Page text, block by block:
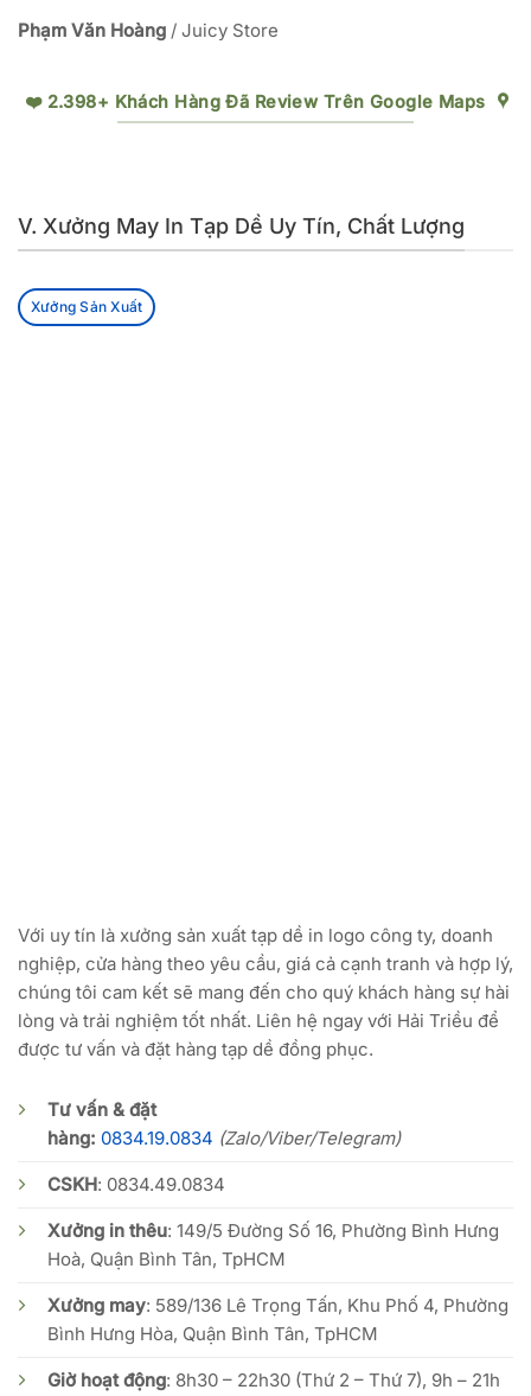
Phạm Văn Hoàng / Juicy Store
❤️ 2.398+ Khách Hàng Đã Review Trên Google Maps
V. Xưởng May In Tạp Dề Uy Tín, Chất Lượng
Xưởng Sản Xuất
Với uy tín là xưởng sản xuất tạp dề in logo công ty, doanh
nghiệp, cửa hàng theo yêu cầu, giá cả cạnh tranh và hợp lý,
chúng tôi cam kết sẽ mang đến cho quý khách hàng sự hài
lòng và trải nghiệm tốt nhất. Liên hệ ngay với Hải Triều để
được tư vấn và đặt hàng tạp dề đồng phục.
Tư vấn & đặt
hàng: 0834.19.0834 (Zalo/Viber/Telegram)
CSKH: 0834.49.0834
Xưởng in thêu: 149/5 Đường Số 16, Phường Bình Hưng
Hoà, Quận Bình Tân, TpHCM
Xưởng may: 589/136 Lê Trọng Tấn, Khu Phố 4, Phường
Bình Hưng Hòa, Quận Bình Tân, TpHCM
Giờ hoạt động: 8h30 – 22h30 (Thứ 2 – Thứ 7), 9h – 21h